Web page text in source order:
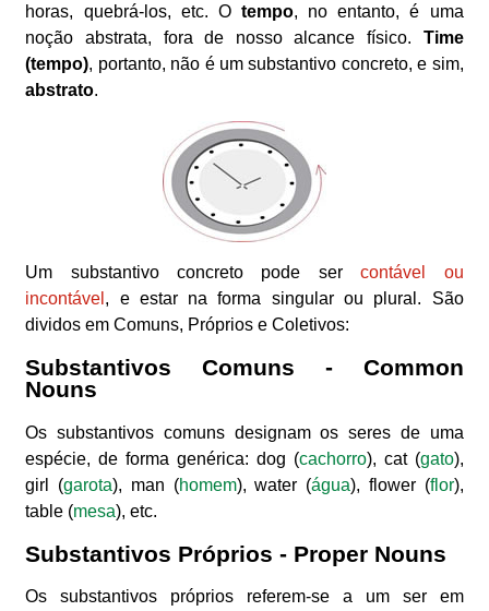
horas, quebrá-los, etc. O tempo, no entanto, é uma
noção abstrata, fora de nosso alcance físico. Time
(tempo), portanto, não é um substantivo concreto, e sim,
abstrato.
Um substantivo concreto pode sercontável ou
incontável , e estar na forma singular ou plural. São
dividos em Comuns, Próprios e Coletivos:
Substantivos Comuns - Common
Nouns
Os substantivos comuns designam os seres de uma
espécie, de forma genérica: dog (cachorro), cat (gato),
girl (garota), man (homem), water (água), flower (flor),
table (mesa), etc.
Substantivos Próprios - Proper Nouns
Os substantivos próprios referem-se a um ser em